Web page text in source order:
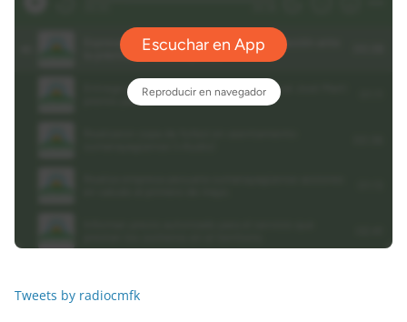
Tweets by radiocmfk